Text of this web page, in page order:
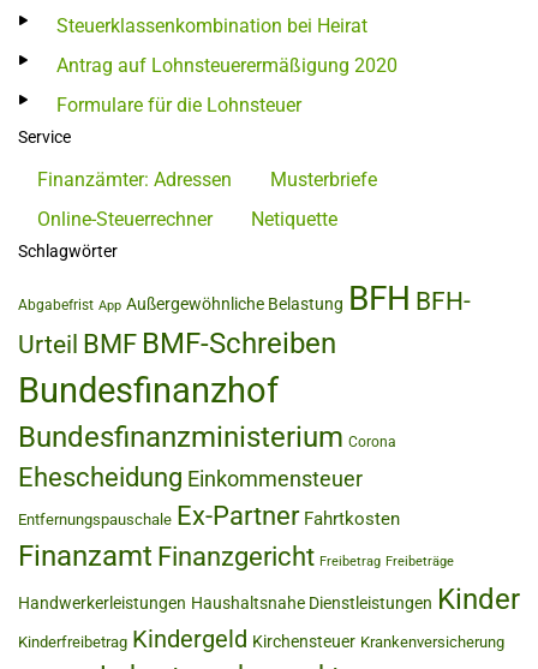
Steuerklassenkombination bei Heirat
Antrag auf Lohnsteuerermäßigung 2020
Formulare für die Lohnsteuer
Service
Finanzämter: Adressen
Musterbriefe
Online-Steuerrechner
Netiquette
Schlagwörter
Abgabefrist App Außergewöhnliche Belastung BFH BFH-
Urteil BMF BMF-Schreiben
Bundesfinanzhof
Bundesfinanzministerium Corona
Ehescheidung Einkommensteuer
Entfernungspauschale Ex-Partner Fahrtkosten
Finanzamt Finanzgericht Freibetrag Freibeträge
Handwerkerleistungen Haushaltsnahe Dienstleistungen Kinder
Kinderfreibetrag Kindergeld Kirchensteuer Krankenversicherung